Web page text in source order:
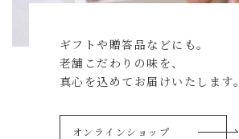
ギフトや贈答品などにも。
老舗こだわりの味を、
真心を込めてお届けいたします。
オンラインショップ